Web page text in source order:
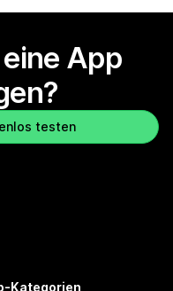
App
testen
Kategorien